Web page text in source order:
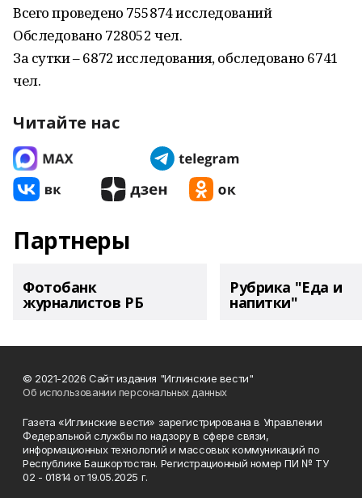
Всего проведено 755874 исследований
Обследовано 728052 чел.
За сутки – 6872 исследования, обследовано 6741
чел.
Читайте нас
Партнеры
Фотобанк
журналистов РБ
Рубрика "Еда и
напитки"
© 2021-2026 Сайт издания "Иглинские вести"
Об использовании персональных данных
Газета «Иглинские вести» зарегистрирована в Управлении
Федеральной службы по надзору в сфере связи,
информационных технологий и массовых коммуникаций по
Республике Башкортостан. Регистрационный номер ПИ № ТУ
02 - 01814 от 19.05.2025 г.